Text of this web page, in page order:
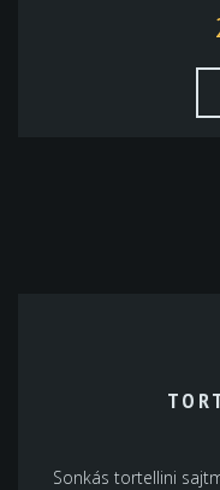
Sonkás tortellini